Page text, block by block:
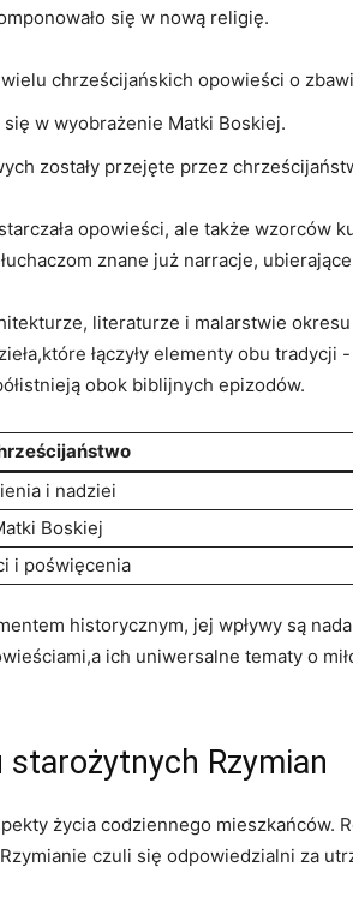
się w nową religię.
chrześcijańskich ⁤opowieści o
się w‍ wyobrażenie Matki​ Boskiej.
zostały ‌przejęte​ przez
opowieści, ale także wzorców
znane​ już​ narracje,
⁣literaturze ⁣i malarstwie⁢
łączyły elementy obu tradycji
obok biblijnych⁢ epizodów.
i nadziei
​Boskiej
i poświęcenia
historycznym, jej wpływy są
ich uniwersalne tematy o
Rzymian
życia codziennego⁤ mieszkańców.
czuli‍ się odpowiedzialni za